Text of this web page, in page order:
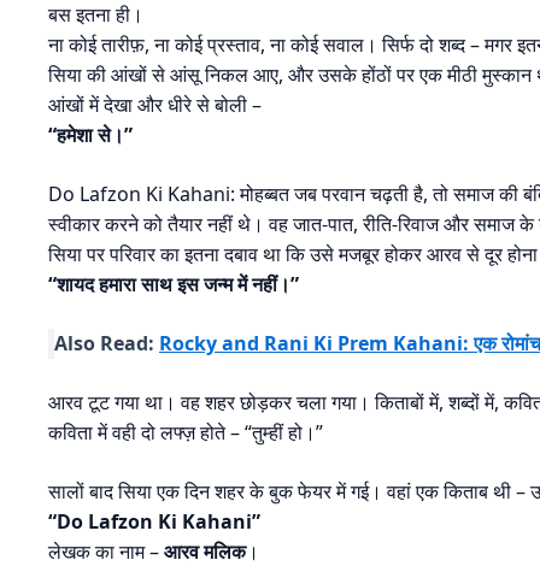
बस इतना ही।
ना कोई तारीफ़, ना कोई प्रस्ताव, ना कोई सवाल। सिर्फ दो शब्द –
सिया की आंखों से आंसू निकल आए, और उसके होंठों पर एक मीठी मुस्कान
आंखों में देखा और धीरे से बोली –
“हमेशा से।”
Do Lafzon Ki Kahani: मोहब्बत जब परवान चढ़ती है, तो समाज की
स्वीकार करने को तैयार नहीं थे। वह जात-पात, रीति-रिवाज और समाज
सिया पर परिवार का इतना दबाव था कि उसे मजबूर होकर आरव से दूर
“शायद हमारा साथ इस जन्म में नहीं।”
Also Read: Rocky and Rani Ki Prem Kahani: एक
आरव टूट गया था। वह शहर छोड़कर चला गया। किताबों में, शब्दों में,
कविता में वही दो लफ्ज़ होते – “तुम्हीं हो।”
सालों बाद सिया एक दिन शहर के बुक फेयर में गई। वहां एक किताब थी –
“Do Lafzon Ki Kahani”
लेखक का नाम –आरव मलिक।